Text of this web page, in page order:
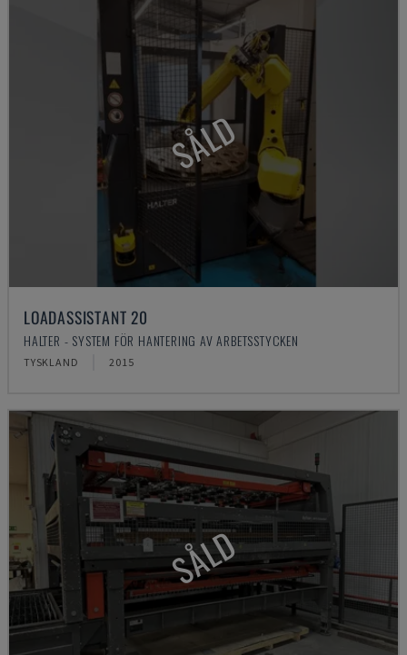
SÅLD
LOADASSISTANT 20
HALTER - SYSTEM FÖR HANTERING AV ARBETSSTYCKEN
TYSKLAND 2015
SÅLD